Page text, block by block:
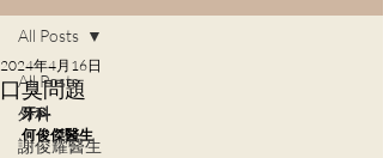
All Posts
外科
謝俊耀醫生
All Posts
口臭問題
2024年4月16日
牙科
何俊傑醫生